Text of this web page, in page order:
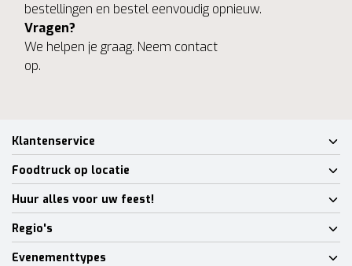
bestellingen en bestel eenvoudig opnieuw.
Vragen?
We helpen je graag. Neem contact
op.
Klantenservice
Foodtruck op locatie
Huur alles voor uw feest!
Regio's
Evenementtypes